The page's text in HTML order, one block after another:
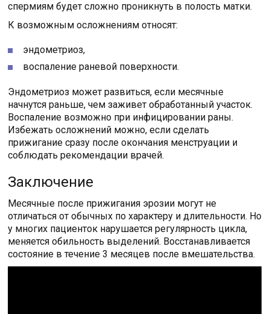
спермиям будет сложно проникнуть в полость матки.
К возможным осложнениям относят:
эндометриоз,
воспаление раневой поверхности.
Эндометриоз может развиться, если месячные
начнутся раньше, чем заживет обработанный участок.
Воспаление возможно при инфицировании раны.
Избежать осложнений можно, если сделать
прижигание сразу после окончания менструации и
соблюдать рекомендации врачей.
Заключение
Месячные после прижигания эрозии могут не
отличаться от обычных по характеру и длительности. Но
у многих пациенток нарушается регулярность цикла,
меняется обильность выделений. Восстанавливается
состояние в течение 3 месяцев после вмешательства.